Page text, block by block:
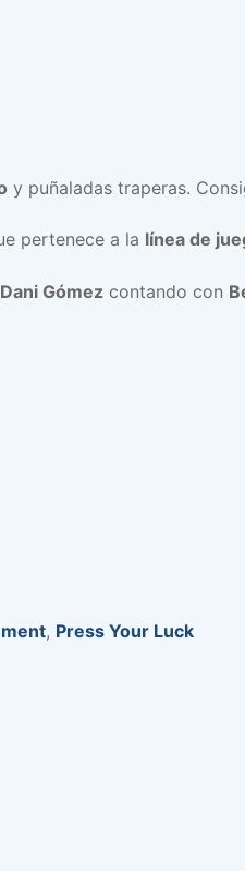
y puñaladas traperas.
pertenece a la línea de
Dani Gómez contando con
, Press Your Luck